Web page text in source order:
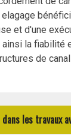
et d'une
la fiabilité
de
les travaux